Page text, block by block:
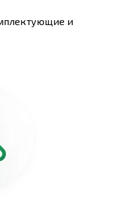
и